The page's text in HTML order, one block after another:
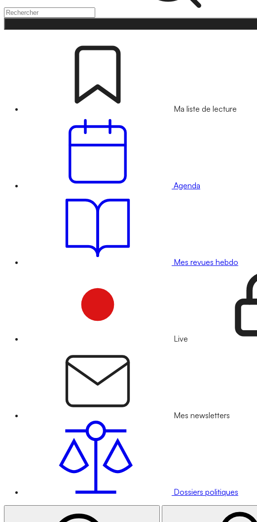
Ma liste de lecture
Agenda
Mes revues hebdo
Live
Mes newsletters
Dossiers politiques